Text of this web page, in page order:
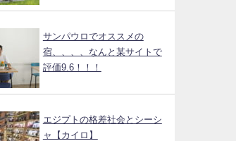
サンパウロでオススメの
宿、、、、なんと某サイトで
評価9.6！！！
エジプトの格差社会とシーシ
ャ【カイロ】